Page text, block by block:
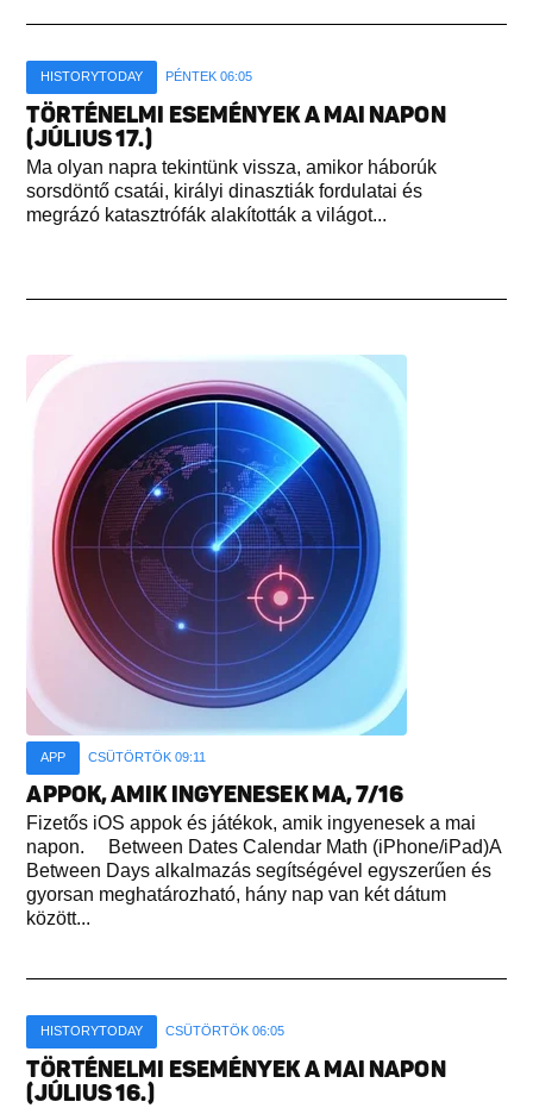
HISTORYTODAY PÉNTEK 06:05
TÖRTÉNELMI ESEMÉNYEK A MAI NAPON
(JÚLIUS 17.)
Ma olyan napra tekintünk vissza, amikor háborúk
sorsdöntő csatái, királyi dinasztiák fordulatai és
megrázó katasztrófák alakították a világot...
APP CSÜTÖRTÖK 09:11
APPOK, AMIK INGYENESEK MA, 7/16
Fizetős iOS appok és játékok, amik ingyenesek a mai
napon. Between Dates Calendar Math (iPhone/iPad)A
Between Days alkalmazás segítségével egyszerűen és
gyorsan meghatározható, hány nap van két dátum
között...
HISTORYTODAY CSÜTÖRTÖK 06:05
TÖRTÉNELMI ESEMÉNYEK A MAI NAPON
(JÚLIUS 16.)